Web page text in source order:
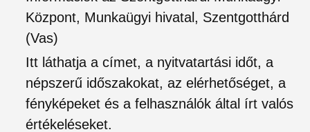
Központ, Munkaügyi hivatal, Szentgotthárd
(Vas)
Itt láthatja a címet, a nyitvatartási időt, a
népszerű időszakokat, az elérhetőséget, a
fényképeket és a felhasználók által írt valós
értékeléseket.